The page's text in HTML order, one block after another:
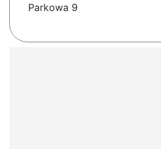
Parkowa 9